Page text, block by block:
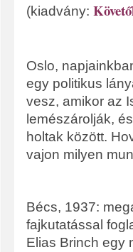
(kiadvány:
Oslo,
egy politikus
vesz, amikor az
lemészárolják,
holtak között.
vajon milyen
Bécs, 1937:
fajkutatással
Elias Brinch egy